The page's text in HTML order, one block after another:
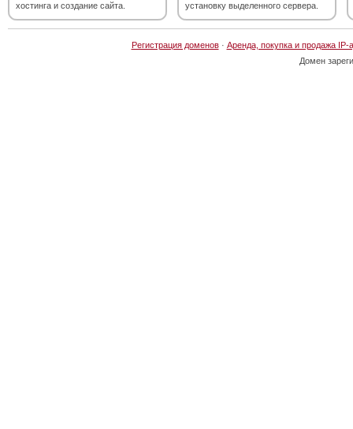
хостинга и создание сайта.
установку выделенного сервера.
Регистрация доменов· Аренда, покупка и продажа IP-
Домен